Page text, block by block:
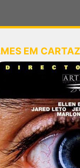
EM CARTAZ